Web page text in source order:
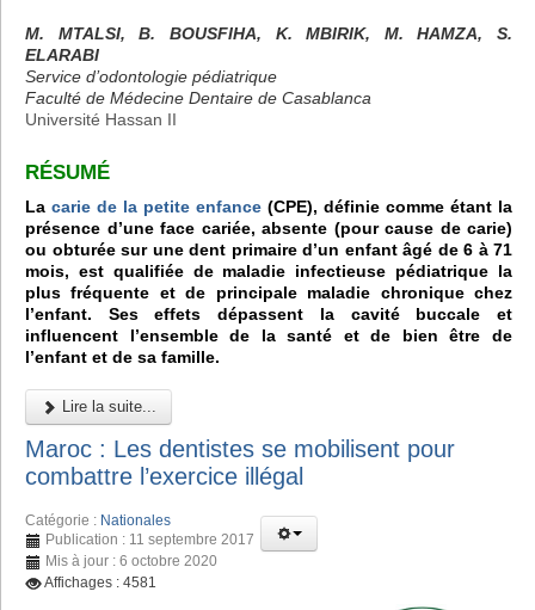
M. MTALSI, B. BOUSFIHA, K. MBIRIK, M. HAMZA, S.
ELARABI
Service d’odontologie pédiatrique
Faculté de Médecine Dentaire de Casablanca
Université Hassan II
RÉSUMÉ
La carie de la petite enfance (CPE), définie comme étant la
présence d’une face cariée, absente (pour cause de carie)
ou obturée sur une dent primaire d’un enfant âgé de 6 à 71
mois, est qualifiée de maladie infectieuse pédiatrique la
plus fréquente et de principale maladie chronique chez
l’enfant. Ses effets dépassent la cavité buccale et
influencent l’ensemble de la santé et de bien être de
l’enfant et de sa famille.
Lire la suite...
Maroc : Les dentistes se mobilisent pour
combattre l’exercice illégal
Catégorie : Nationales
Publication : 11 septembre 2017
Mis à jour : 6 octobre 2020
Affichages : 4581